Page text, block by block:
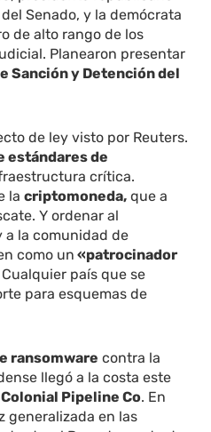
Senado, y la demócrata
de alto rango de los
Planearon presentar
Sanción y Detención del
de ley visto por Reuters.
estándares de
crítica.
lacriptomoneda, que a
Y ordenar al
a la comunidad de
como un «patrocinador
Cualquier país que se
para esquemas de
ransomware contra la
llegó a la costa este
Pipeline Co. En
generalizada en las